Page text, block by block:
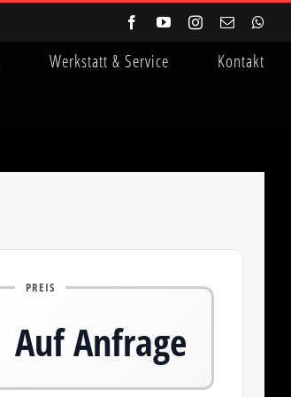
FacebookYouTubeInstagram
E-
Werkstatt & Service Kontakt
PREIS
Auf Anfrage